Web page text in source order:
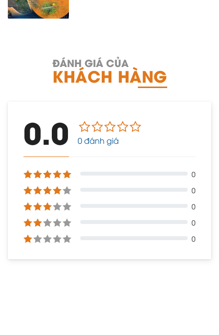
ĐÁNH GIÁ CỦA
KHÁCH HÀNG
0.0 0 đánh giá
0
0
0
0
0